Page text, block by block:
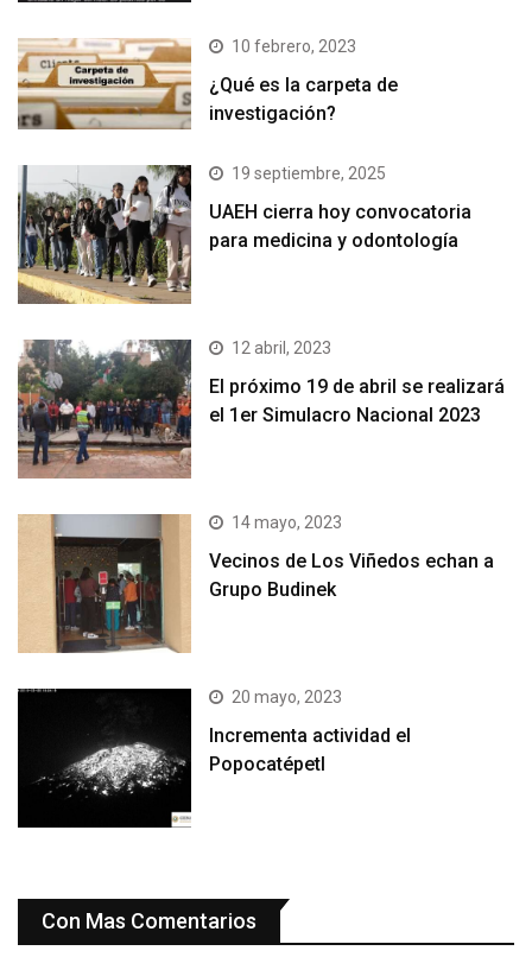
10 febrero, 2023
¿Qué es la carpeta de
investigación?
19 septiembre, 2025
UAEH cierra hoy convocatoria
para medicina y odontología
12 abril, 2023
El próximo 19 de abril se realizará
el 1er Simulacro Nacional 2023
14 mayo, 2023
Vecinos de Los Viñedos echan a
Grupo Budinek
20 mayo, 2023
Incrementa actividad el
Popocatépetl
Con Mas Comentarios